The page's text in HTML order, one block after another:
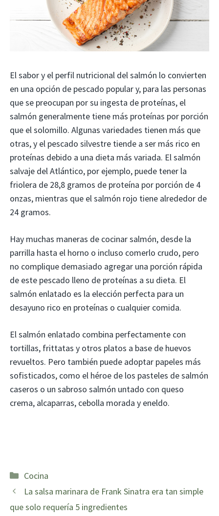
El sabor y el perfil nutricional del salmón lo convierten
en una opción de pescado popular y, para las personas
que se preocupan por su ingesta de proteínas, el
salmón generalmente tiene más proteínas por porción
que el solomillo. Algunas variedades tienen más que
otras, y el pescado silvestre tiende a ser más rico en
proteínas debido a una dieta más variada. El salmón
salvaje del Atlántico, por ejemplo, puede tener la
friolera de 28,8 gramos de proteína por porción de 4
onzas, mientras que el salmón rojo tiene alrededor de
24 gramos.
Hay muchas maneras de cocinar salmón, desde la
parrilla hasta el horno o incluso comerlo crudo, pero
no complique demasiado agregar una porción rápida
de este pescado lleno de proteínas a su dieta. El
salmón enlatado es la elección perfecta para un
desayuno rico en proteínas o cualquier comida.
El salmón enlatado combina perfectamente con
tortillas, frittatas y otros platos a base de huevos
revueltos. Pero también puede adoptar papeles más
sofisticados, como el héroe de los pasteles de salmón
caseros o un sabroso salmón untado con queso
crema, alcaparras, cebolla morada y eneldo.
Categorías
Cocina
La salsa marinara de Frank Sinatra era tan simple
que solo requería 5 ingredientes